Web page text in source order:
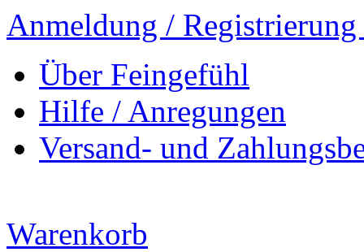
Anmeldung / Registrierung
Über Feingefühl
Hilfe / Anregungen
Versand- und
Warenkorb